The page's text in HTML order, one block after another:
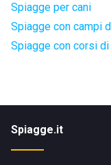
Spiagge per cani
Spiagge con campi
Spiagge con corsi
Spiagge.it